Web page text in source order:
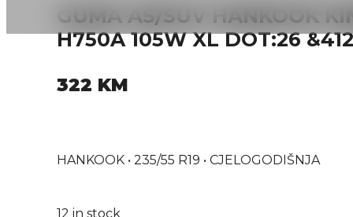
GUMA AS/SUV HANKOOK
H750A 105W XL DOT:26
322 KM
HANKOOK • 235/55 R19 • CJELOGODIŠNJA
12 in stock